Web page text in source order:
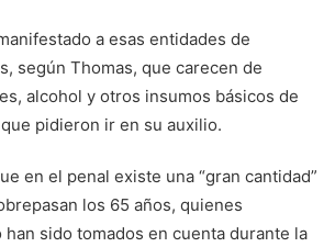
a esas entidades de
según Thomas, que carecen de
alcohol y otros insumos básicos de
pidieron ir en su auxilio.
en el penal existe una “gran cantidad”
los 65 años, quienes
sido tomados en cuenta durante la